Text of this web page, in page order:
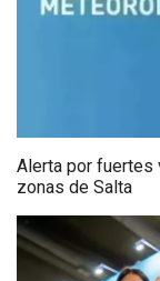
Alerta por fuertes
zonas de Salta